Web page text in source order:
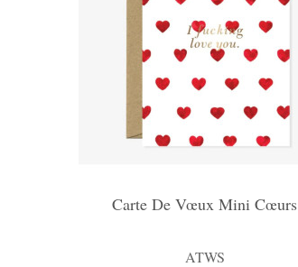
Carte De Vœux Mini Cœurs
ATWS